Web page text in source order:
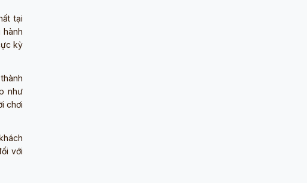
tại
hành
kỳ
như
chơi
với